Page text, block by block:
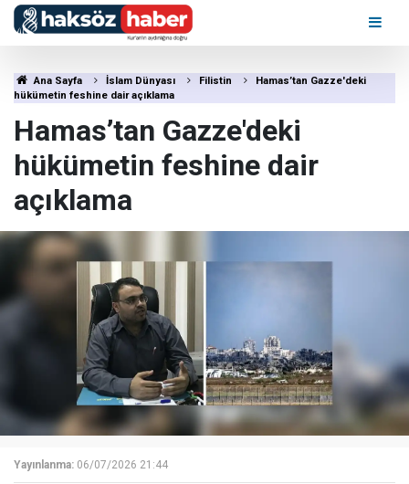
Ana Sayfa İslam Dünyası Filistin
Hamas’tan Gazze'deki
hükümetin feshine dair açıklama
Hamas’tan Gazze'deki
hükümetin feshine dair
açıklama
Yayınlanma: 06/07/2026 21:44